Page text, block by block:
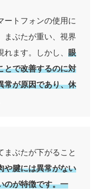
ートフォンの使用に
まぶたが重い、視界
れます。しかし、眼
とで改善するのに対
常が原因であり、休
まぶたが下がること
や腱には異常がない
のが特徴です。一